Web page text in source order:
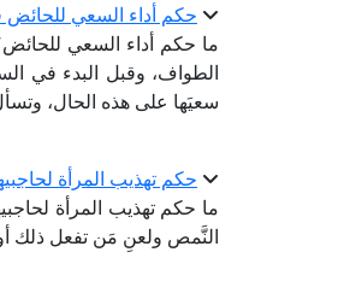
حكم أداء السعي للحائض
ما حكم أداء السعي
الطواف، وقبل البدء في
سعيَها على هذه الحال،
حكم تهذيب المرأة
ما حكم تهذيب المرأة
النَّمص ولعنِ مَن تفعل ذلك